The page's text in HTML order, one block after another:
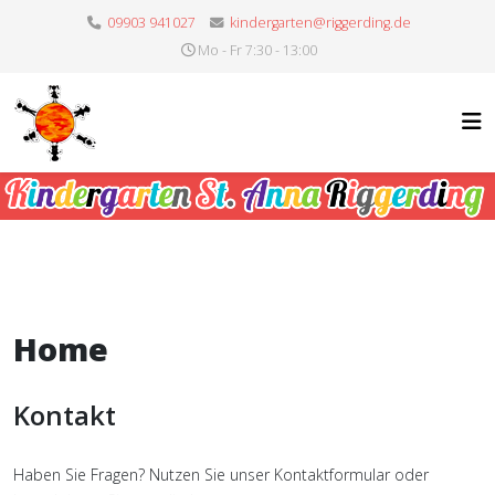
09903 941027
kindergarten@riggerding.de
Mo - Fr 7:30 - 13:00
Home
Kontakt
Haben Sie Fragen? Nutzen Sie unser Kontaktformular oder